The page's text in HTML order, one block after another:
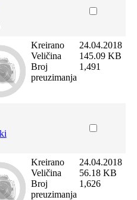
Kreirano
Veličina
Broj
preuzimanja
24.04.2018
145.09 KB
1,491
Kreirano
Veličina
Broj
preuzimanja
24.04.2018
56.18 KB
1,626